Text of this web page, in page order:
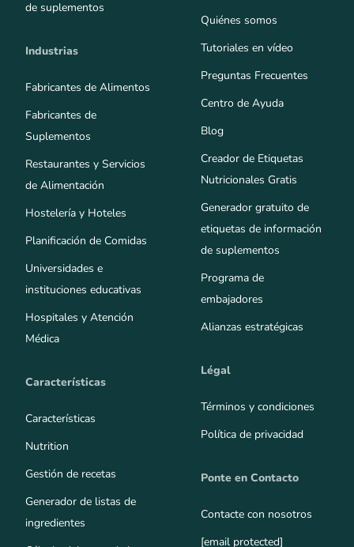
de suplementos
Industrias
Fabricantes de Alimentos
Fabricantes de
Suplementos
Restaurantes y Servicios
de Alimentación
Hostelería y Hoteles
Planificación de Comidas
Universidades e
instituciones educativas
Hospitales y Atención
Médica
Características
Características
Nutrition
Gestión de recetas
Generador de listas de
ingredientes
Quiénes somos
Tutoriales en vídeo
Preguntas Frecuentes
Centro de Ayuda
Blog
Creador de Etiquetas
Nutricionales Gratis
Generador gratuito de
etiquetas de información
de suplementos
Programa de
embajadores
Alianzas estratégicas
Légal
Términos y condiciones
Política de privacidad
Ponte en Contacto
Contacte con nosotros
[email protected]